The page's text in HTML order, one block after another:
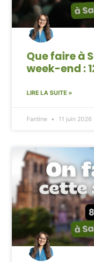
Que faire à
week-end :
LIRE LA SUITE »
Fantine 11 juin 2026